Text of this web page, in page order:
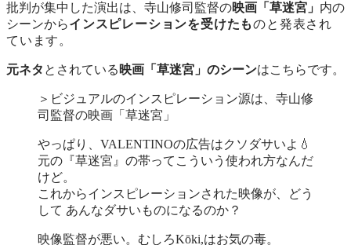
批判が集中した演出は、寺山修司監督の映画「草迷宮」 内の
シーンからインスピレーションを受けた ものと発表され
ています。
元ネタ とされている 映画「草迷宮」のシーンはこちらです。
＞ビジュアルのインスピレーション源は、寺山修
司監督の映画「草迷宮」
やっぱり、VALENTINOの広告はクソダサいよ💧
元の『草迷宮』の帯ってこういう使われ方なんだ
けど。
これからインスピレーションされた映像が、どう
して あんなダサいものになるのか？
映像監督が悪い。むしろKōki,はお気の毒。